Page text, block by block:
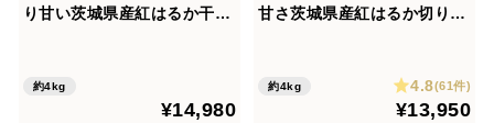
り甘い茨城県産紅はるか干し
約4kg
¥14,980
甘さ茨城県産紅はるか切り落
約4kg 4.8(61件)
¥13,950